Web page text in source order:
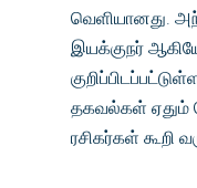
வெளியானது.
இயக்குநர்
தகவல்கள் ஏதும்
ரசிகர்கள் கூறி